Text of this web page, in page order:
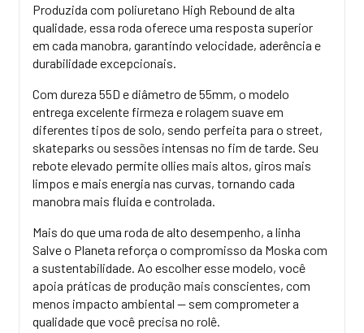
Produzida com poliuretano High Rebound de alta
qualidade, essa roda oferece uma resposta superior
em cada manobra, garantindo velocidade, aderência e
durabilidade excepcionais.
Com dureza 55D e diâmetro de 55mm, o modelo
entrega excelente firmeza e rolagem suave em
diferentes tipos de solo, sendo perfeita para o street,
skateparks ou sessões intensas no fim de tarde. Seu
rebote elevado permiteollies mais altos, giros mais
limpos e mais energia nas curvas, tornando cada
manobra mais fluida e controlada.
Mais do que uma roda de alto desempenho, a linha
Salve o Planeta reforça o compromisso da Moska com
a sustentabilidade. Ao escolher esse modelo, você
apoia práticas de produção mais conscientes, com
menos impacto ambiental — sem comprometer a
qualidade que você precisa no rolê.